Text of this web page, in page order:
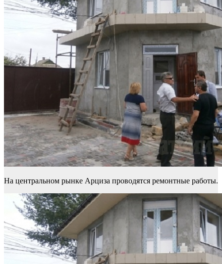
На центральном рынке Арциза проводятся ремонтные работы.